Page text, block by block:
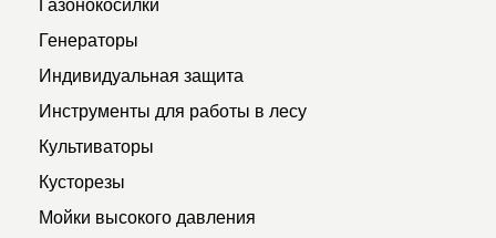
Генераторы
Индивидуальная защита
Инструменты для работы в лесу
Культиваторы
Кусторезы
Мойки высокого давления